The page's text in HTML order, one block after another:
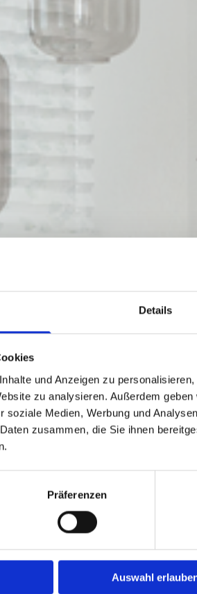
Details
und Anzeigen zu
zu analysieren. Außerdem
soziale Medien, Werbung und
zusammen, die Sie ihnen
Präferenzen
Auswahl